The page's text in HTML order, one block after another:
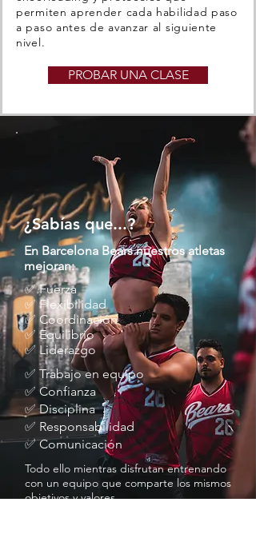
permiten aprender cada habilidad paso
a paso antes de avanzar al siguiente
nivel.
PROBAR UNA CLASE
¿Sabías que...?
En Barcelona Bears nuestros atletas
mejoran:
✅ Fuerza
✅ Flexibilidad
✅ Coordinación
✅ Equilibrio
✅ Liderazgo
✅ Trabajo en equipo
✅ Confianza
✅ Disciplina
✅ Responsabilidad
✅ Comunicación
Todo ello mientras disfrutan entrenando
con un equipo que comparte los mismos
objetivos y valores.